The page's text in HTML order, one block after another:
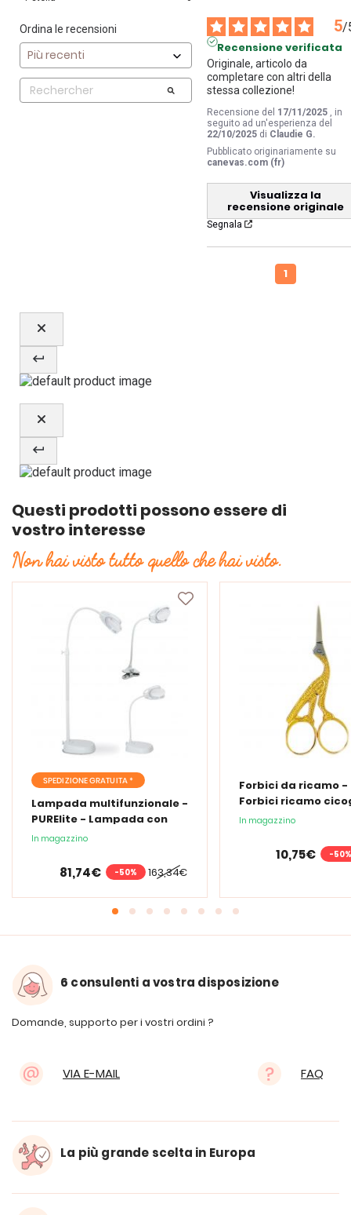
Ordina le recensioni 5/
Recensione verificata
Originale, articolo da
completare con altri della
stessa collezione!
Recensione del 17/11/2025
, in
seguito ad un'esperienza del
22/10/2025 di Claudie G.
Pubblicato originariamente su
canevas.com (fr)
Visualizza la
recensione originale
Segnala
1
Questi prodotti possono essere di
vostro interesse
Non hai visto tutto quello che hai visto.
SPEDIZIONE GRATUITA *
Lampada multifunzionale -
PURElite - Lampada con
lente d'ingrandimento
In magazzino
163,34€
81,74€ -50%
Forbici da ricamo -
Forbici ricamo
In magazzino
10,75€ -50%
6 consulenti a vostra disposizione
Domande, supporto per i vostri ordini ?
VIA E-MAIL FAQ
La più grande scelta in Europa